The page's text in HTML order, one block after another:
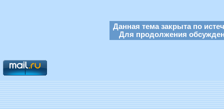
Данная тема закрыта по
Для продолжения